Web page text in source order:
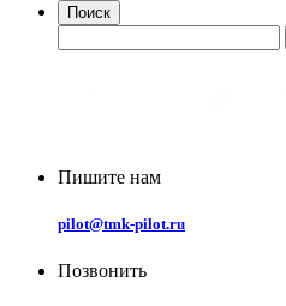
Поиск
Пишите нам
pilot@tmk-pilot.ru
Позвонить